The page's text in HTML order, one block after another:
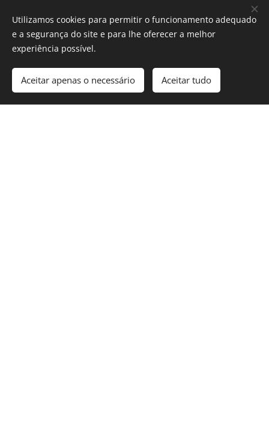
Utilizamos cookies para permitir o funcionamento adequado
e a segurança do site e para lhe oferecer a melhor
experiência possível.
Aceitar apenas o necessário Aceitar tudo